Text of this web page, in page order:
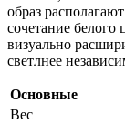
образ
сочетание белого
визуально
светлнее
Основные
Вес